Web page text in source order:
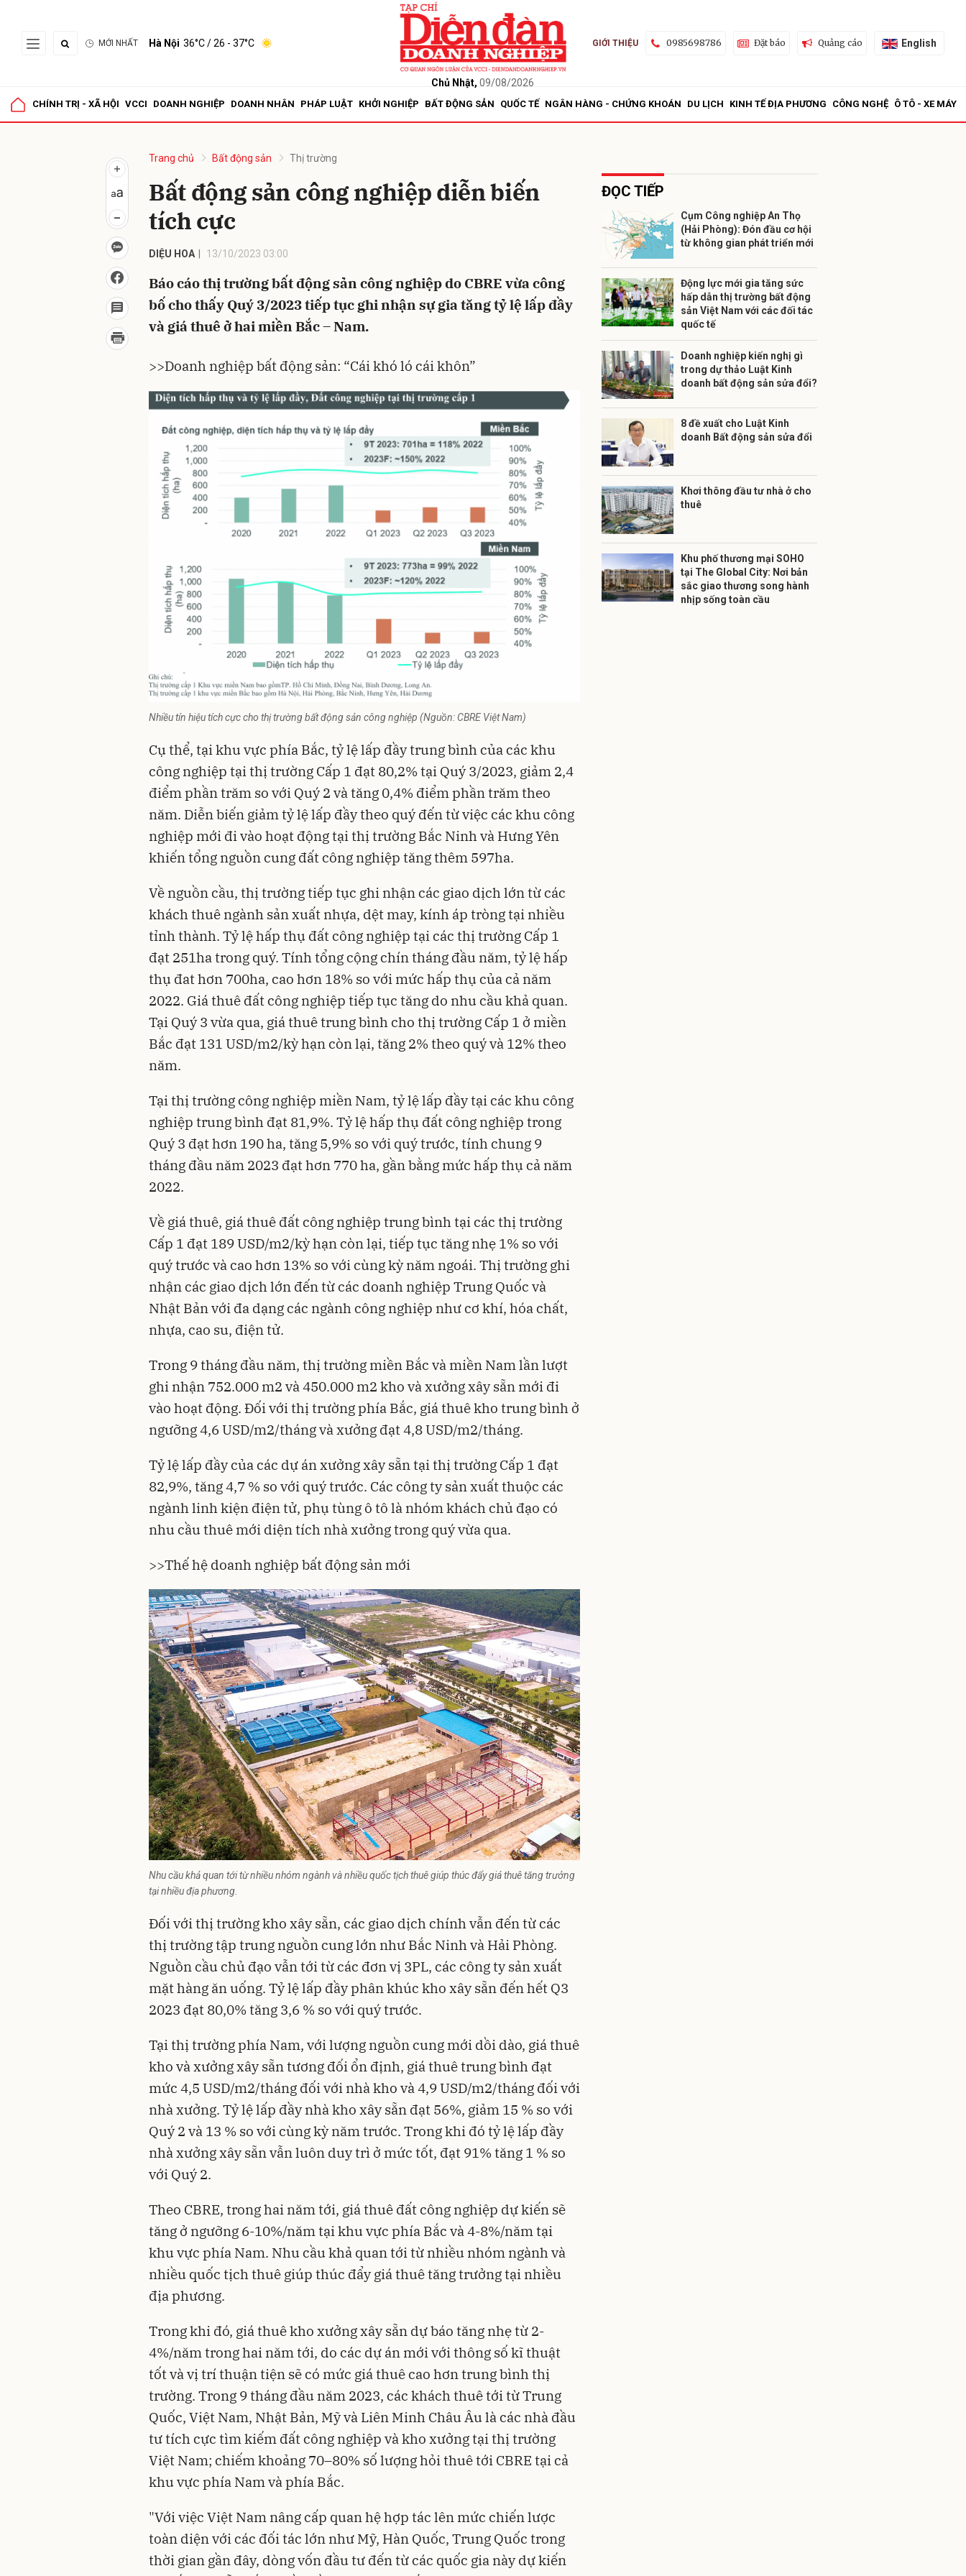
MỚI NHẤT Hà Nội 36°C/ 26 - 37°C
Chủ Nhật, 09/08/2026
GIỚI THIỆU 0985698786 Đặt báo Quảng cáo English
CHÍNH TRỊ - XÃ HỘI VCCI DOANH NGHIỆP DOANH NHÂN PHÁP LUẬT KHỞI NGHIỆP BẤT ĐỘNG SẢN QUỐC TẾ NGÂN HÀNG - CHỨNG KHOÁN DU LỊCH KINH TẾ ĐỊA PHƯƠNG CÔNG NGHỆ Ô TÔ - XE MÁY
Trang chủ Bất động sản Thị trường
Bất động sản công nghiệp diễn biến
tích cực
DIỆU HOA 13/10/2023 03:00
Báo cáo thị trường bất động sản công nghiệp do CBRE vừa công
bố cho thấy Quý 3/2023 tiếp tục ghi nhận sự gia tăng tỷ lệ lấp đầy
và giá thuê ở hai miền Bắc – Nam.
>>Doanh nghiệp bất động sản: “Cái khó ló cái khôn”
Nhiều tín hiệu tích cực cho thị trường bất động sản công nghiệp (Nguồn: CBRE Việt Nam)
Cụ thể, tại khu vực phía Bắc, tỷ lệ lấp đầy trung bình của các khu
công nghiệp tại thị trường Cấp 1 đạt 80,2% tại Quý 3/2023, giảm 2,4
điểm phần trăm so với Quý 2 và tăng 0,4% điểm phần trăm theo
năm. Diễn biến giảm tỷ lệ lấp đầy theo quý đến từ việc các khu công
nghiệp mới đi vào hoạt động tại thị trường Bắc Ninh và Hưng Yên
khiến tổng nguồn cung đất công nghiệp tăng thêm 597ha.
Về nguồn cầu, thị trường tiếp tục ghi nhận các giao dịch lớn từ các
khách thuê ngành sản xuất nhựa, dệt may, kính áp tròng tại nhiều
tỉnh thành. Tỷ lệ hấp thụ đất công nghiệp tại các thị trường Cấp 1
đạt 251ha trong quý. Tính tổng cộng chín tháng đầu năm, tỷ lệ hấp
thụ đat hơn 700ha, cao hơn 18% so với mức hấp thụ của cả năm
2022. Giá thuê đất công nghiệp tiếp tục tăng do nhu cầu khả quan.
Tại Quý 3 vừa qua, giá thuê trung bình cho thị trường Cấp 1 ở miền
Bắc đạt 131 USD/m2/kỳ hạn còn lại, tăng 2% theo quý và 12% theo
năm.
Tại thị trường công nghiệp miền Nam, tỷ lệ lấp đầy tại các khu công
nghiệp trung bình đạt 81,9%. Tỷ lệ hấp thụ đất công nghiệp trong
Quý 3 đạt hơn 190 ha, tăng 5,9% so với quý trước, tính chung 9
tháng đầu năm 2023 đạt hơn 770 ha, gần bằng mức hấp thụ cả năm
2022.
Về giá thuê, giá thuê đất công nghiệp trung bình tại các thị trường
Cấp 1 đạt 189 USD/m2/kỳ hạn còn lại, tiếp tục tăng nhẹ 1% so với
quý trước và cao hơn 13% so với cùng kỳ năm ngoái. Thị trường ghi
nhận các giao dịch lớn đến từ các doanh nghiệp Trung Quốc và
Nhật Bản với đa dạng các ngành công nghiệp như cơ khí, hóa chất,
nhựa, cao su, điện tử.
Trong 9 tháng đầu năm, thị trường miền Bắc và miền Nam lần lượt
ghi nhận 752.000 m2 và 450.000 m2 kho và xưởng xây sẵn mới đi
vào hoạt động. Đối với thị trường phía Bắc, giá thuê kho trung bình ở
ngưỡng 4,6 USD/m2/tháng và xưởng đạt 4,8 USD/m2/tháng.
Tỷ lệ lấp đầy của các dự án xưởng xây sẵn tại thị trường Cấp 1 đạt
82,9%, tăng 4,7 % so với quý trước. Các công ty sản xuất thuộc các
ngành linh kiện điện tử, phụ tùng ô tô là nhóm khách chủ đạo có
nhu cầu thuê mới diện tích nhà xưởng trong quý vừa qua.
>>Thế hệ doanh nghiệp bất động sản mới
Nhu cầu khả quan tới từ nhiều nhóm ngành và nhiều quốc tịch thuê giúp thúc đẩy giá thuê tăng trưởng
tại nhiều địa phương.
Đối với thị trường kho xây sẵn, các giao dịch chính vẫn đến từ các
thị trường tập trung nguồn cung lớn như Bắc Ninh và Hải Phòng.
Nguồn cầu chủ đạo vẫn tới từ các đơn vị 3PL, các công ty sản xuất
mặt hàng ăn uống. Tỷ lệ lấp đầy phân khúc kho xây sẵn đến hết Q3
2023 đạt 80,0% tăng 3,6 % so với quý trước.
Tại thị trường phía Nam, với lượng nguồn cung mới dồi dào, giá thuê
kho và xưởng xây sẵn tương đối ổn định, giá thuê trung bình đạt
mức 4,5 USD/m2/tháng đối với nhà kho và 4,9 USD/m2/tháng đối với
nhà xưởng. Tỷ lệ lấp đầy nhà kho xây sẵn đạt 56%, giảm 15 % so với
Quý 2 và 13 % so với cùng kỳ năm trước. Trong khi đó tỷ lệ lấp đầy
nhà xưởng xây sẵn vẫn luôn duy trì ở mức tốt, đạt 91% tăng 1 % so
với Quý 2.
Theo CBRE, trong hai năm tới, giá thuê đất công nghiệp dự kiến sẽ
tăng ở ngưỡng 6-10%/năm tại khu vực phía Bắc và 4-8%/năm tại
khu vực phía Nam. Nhu cầu khả quan tới từ nhiều nhóm ngành và
nhiều quốc tịch thuê giúp thúc đẩy giá thuê tăng trưởng tại nhiều
địa phương.
Trong khi đó, giá thuê kho xưởng xây sẵn dự báo tăng nhẹ từ 2-
4%/năm trong hai năm tới, do các dự án mới với thông số kĩ thuật
tốt và vị trí thuận tiện sẽ có mức giá thuê cao hơn trung bình thị
trường. Trong 9 tháng đầu năm 2023, các khách thuê tới từ Trung
Quốc, Việt Nam, Nhật Bản, Mỹ và Liên Minh Châu Âu là các nhà đầu
tư tích cực tìm kiếm đất công nghiệp và kho xưởng tại thị trường
Việt Nam; chiếm khoảng 70–80% số lượng hỏi thuê tới CBRE tại cả
khu vực phía Nam và phía Bắc.
"Với việc Việt Nam nâng cấp quan hệ hợp tác lên mức chiến lược
toàn diện với các đối tác lớn như Mỹ, Hàn Quốc, Trung Quốc trong
thời gian gần đây, dòng vốn đầu tư đến từ các quốc gia này dự kiến
ĐỌC TIẾP
Cụm Công nghiệp An Thọ
(Hải Phòng): Đón đầu cơ hội
từ không gian phát triển mới
Động lực mới gia tăng sức
hấp dẫn thị trường bất động
sản Việt Nam với các đối tác
quốc tế
Doanh nghiệp kiến nghị gì
trong dự thảo Luật Kinh
doanh bất động sản sửa đổi?
8 đề xuất cho Luật Kinh
doanh Bất động sản sửa đổi
Khơi thông đầu tư nhà ở cho
thuê
Khu phố thương mại SOHO
tại The Global City: Nơi bản
sắc giao thương song hành
nhịp sống toàn cầu
Gửi